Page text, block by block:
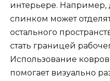
интерьере. Например,
спинком может
остального
стать границей
Использование
помогает визуально